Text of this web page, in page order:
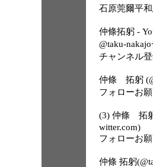
石原莞爾平
仲條拓躬 -
@taku-
チャンネル
仲條 拓躬
フォローお
(3) 仲條 拓
witter.com)
フォローお
仲條 拓躬